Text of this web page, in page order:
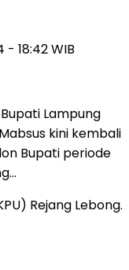
- 18:42 WIB
Lampung
kini kembali
Bupati periode